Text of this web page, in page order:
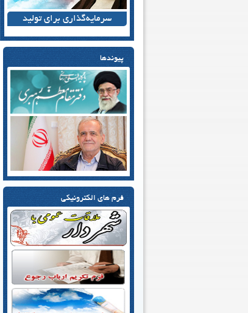
سرمایه‌گذاری برای تولید
پیوندها
فرم های الکترونیکی